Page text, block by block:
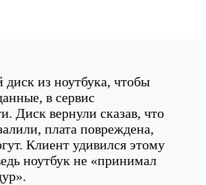
из ноутбука, чтобы
в сервис
Диск вернули сказав, что
плата повреждена,
Клиент удивился этому
ноутбук не «принимал